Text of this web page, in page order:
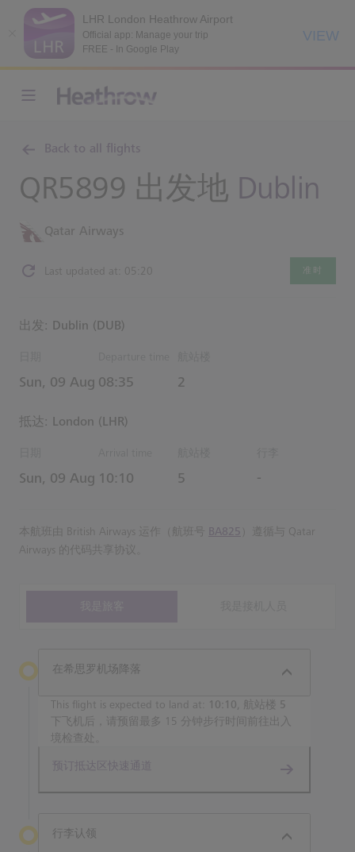
LHR London Heathrow Airport
Official app: Manage your trip
FREE - In Google Play
VIEW
Back to all flights
QR5899 出发地 Dublin
Qatar Airways
Last updated at: 05:20 准时
出发: Dublin (DUB)
Sun, 09 Aug Estimated 时间
08:35 2
抵达: London (LHR)
Sun, 09 Aug Estimated 时间
10:10 5 -
本航班由 British Airways 运作（航班号 BA825
）遵循与 Qatar
Airways 的代码共享协议。
在希思罗机场降落
This flight is expected to land at:
10:10, 航站楼 5
下飞机后，请预留最多 15 分钟步行时间前往出入
境检查处。
预订抵达区快速通道
行李认领